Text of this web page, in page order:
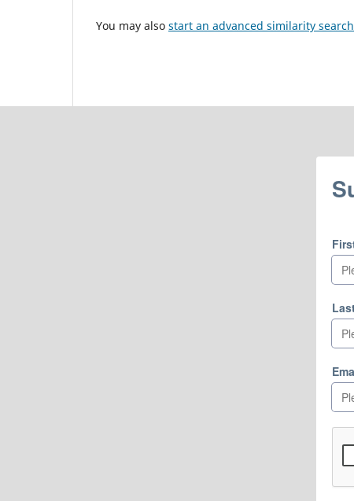
You may also start an advanced similarity search